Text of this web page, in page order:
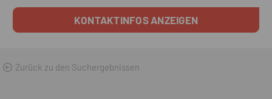
KONTAKTINFOS ANZEIGEN
Zurück zu den Suchergebnissen